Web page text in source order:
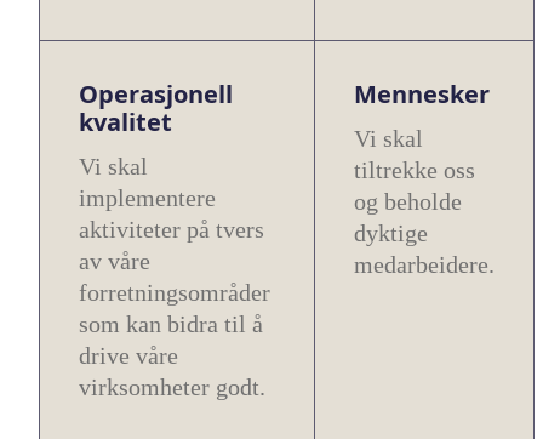
Operasjonell
kvalitet
Vi skal
implementere
aktiviteter på tvers
av våre
forretningsområder
som kan bidra til å
drive våre
virksomheter godt.
Mennesker
Vi skal
tiltrekke oss
og beholde
dyktige
medarbeidere.